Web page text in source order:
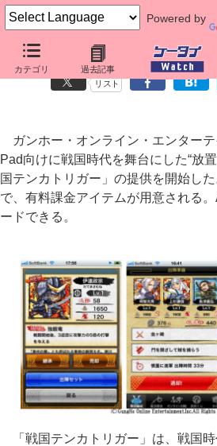
Powered by
カテゴリ 過去記事
iPhone向けに戦国“放置型”国取りゲーム
リスト
ガンホー・オンライン・エンター
Pad向けに戦国時代を舞台にした“放
国テンカトリガー」の提供を開始し
で、有料課金アイテムが用意される
ードできる。
「戦国テンカトリガー」は、戦国